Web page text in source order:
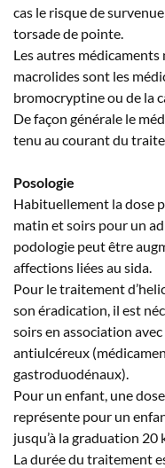
cas le risque de
torsade de pointe.
Les autres médicaments
macrolides sont les
bromocryptine ou de la
De façon générale le
tenu au courant du
Posologie
Habituellement la dose
matin et soirs pour un
podologie peut être
affections liées au sida.
Pour le traitement
son éradication, il est
soirs en association
antiulcéreux
gastroduodénaux).
Pour un enfant, une
représente pour un
jusqu’à la graduation 20
La durée du traitement